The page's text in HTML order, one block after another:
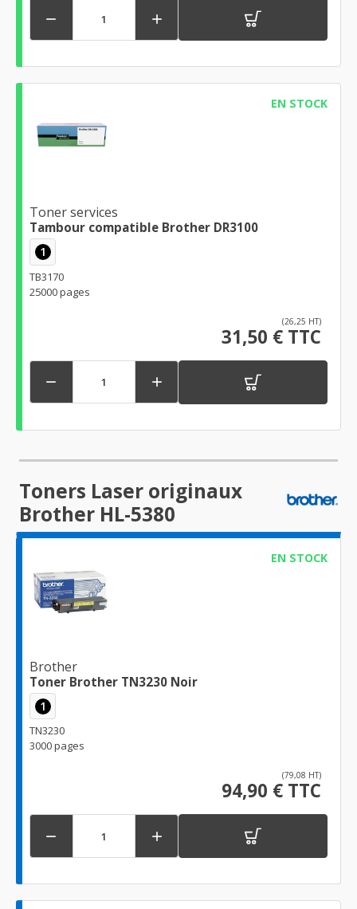
 
EN STOCK
Toner services
Tambour compatible Brother DR3100
1
TB3170
25000 pages
(26,25 HT)
31,50 € TTC
 
Toners Laser originaux
Brother HL-5380
EN STOCK
Brother
Toner Brother TN3230 Noir
1
TN3230
3000 pages
(79,08 HT)
94,90 € TTC
 